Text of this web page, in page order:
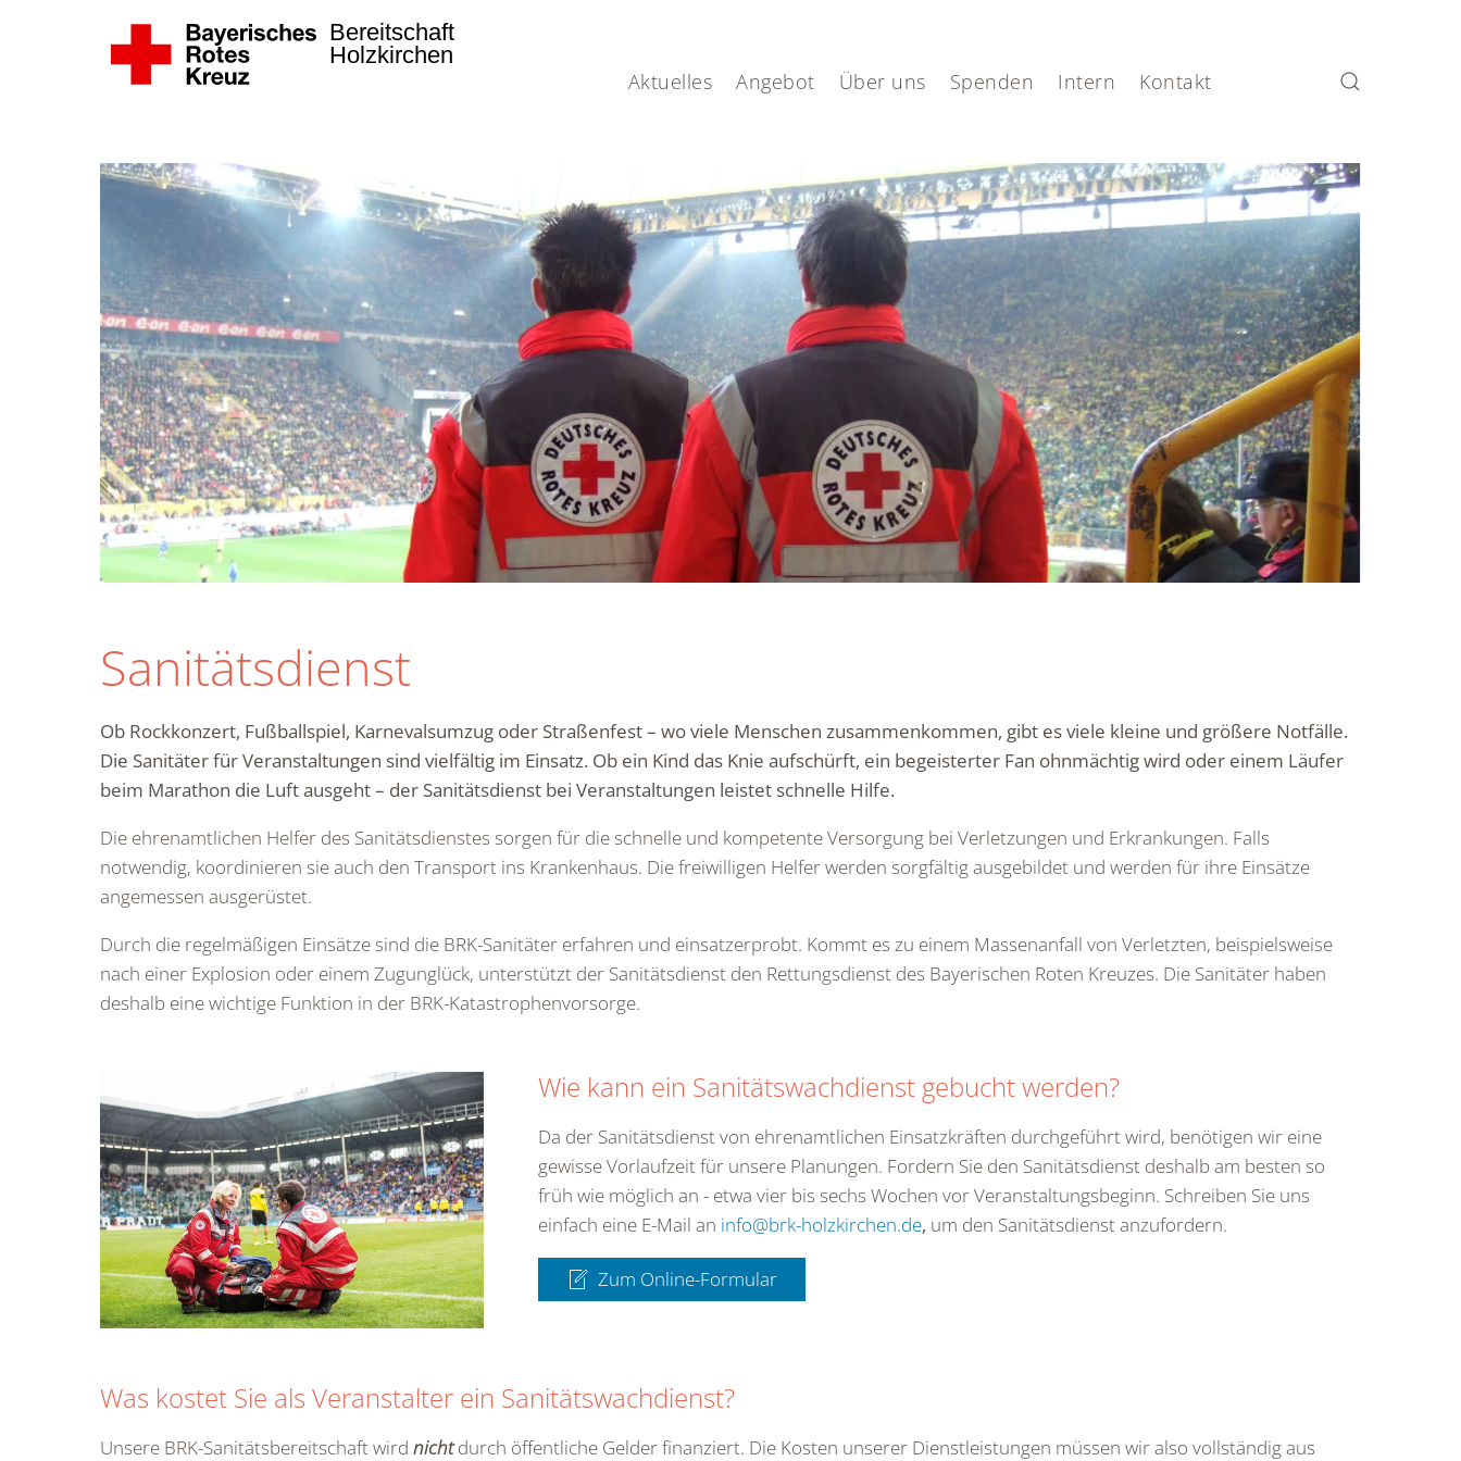
Zum Hauptinhalt springen
Bereitschaft
Holzkirchen
Aktuelles
Angebot Über uns Spenden Intern Kontakt
Sanitätsdienst
Ob Rockkonzert, Fußballspiel, Karnevalsumzug oder Straßenfest – wo viele Menschen zusammenkommen, gibt es viele kleine und größere Notfälle.
Die Sanitäter für Veranstaltungen sind vielfältig im Einsatz. Ob ein Kind das Knie aufschürft, ein begeisterter Fan ohnmächtig wird oder einem Läufer
beim Marathon die Luft ausgeht – der Sanitätsdienst bei Veranstaltungen leistet schnelle Hilfe.
Die ehrenamtlichen Helfer des Sanitätsdienstes sorgen für die schnelle und kompetente Versorgung bei Verletzungen und Erkrankungen. Falls
notwendig, koordinieren sie auch den Transport ins Krankenhaus. Die freiwilligen Helfer werden sorgfältig ausgebildet und werden für ihre Einsätze
angemessen ausgerüstet.
Durch die regelmäßigen Einsätze sind die BRK-Sanitäter erfahren und einsatzerprobt. Kommt es zu einem Massenanfall von Verletzten, beispielsweise
nach einer Explosion oder einem Zugunglück, unterstützt der Sanitätsdienst den Rettungsdienst des Bayerischen Roten Kreuzes. Die Sanitäter haben
deshalb eine wichtige Funktion in der BRK-Katastrophenvorsorge.
Wie kann ein Sanitätswachdienst gebucht werden?
Da der Sanitätsdienst von ehrenamtlichen Einsatzkräften durchgeführt wird, benötigen wir eine
gewisse Vorlaufzeit für unsere Planungen. Fordern Sie den Sanitätsdienst deshalb am besten so
früh wie möglich an - etwa vier bis sechs Wochen vor Veranstaltungsbeginn. Schreiben Sie uns
einfach eine E-Mail an info@brk-holzkirchen.de, um den Sanitätsdienst anzufordern.
Zum Online-Formular
Was kostet Sie als Veranstalter ein Sanitätswachdienst?
Unsere BRK-Sanitätsbereitschaft wird nicht durch öffentliche Gelder finanziert. Die Kosten unserer Dienstleistungen müssen wir also vollständig aus